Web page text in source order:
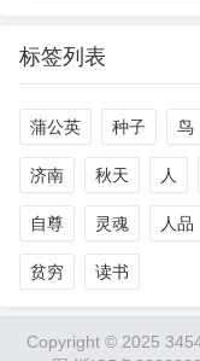
标签列表
蒲公英 种子 鸟
济南 秋天 人
自尊 灵魂 人品
贫穷 读书
Copyright © 2025